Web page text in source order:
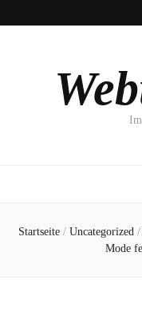
Startseite / Uncategorized /
Mode